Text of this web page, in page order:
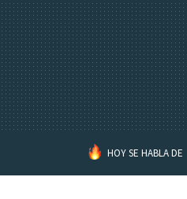
HOY SE HABLA DE